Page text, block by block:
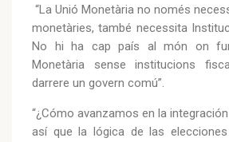
“La Unió Monetària no només
monetàries, també necessita
No hi ha cap país al món on
Monetària sense institucions
darrere un govern comú”.
“¿Cómo avanzamos en la
así que la lógica de las